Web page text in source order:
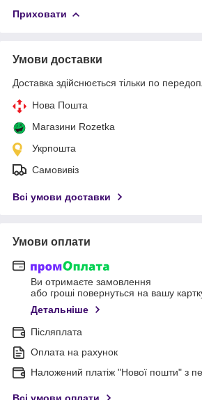
Приховати
Умови доставки
Доставка здійснюється тільки по
Нова Пошта
Магазини Rozetka
Укрпошта
Самовивіз
Всі умови доставки
Умови оплати
Ви отримаєте замовлення
або гроші повернуться на вашу
Детальніше
Післяплата
Оплата на рахунок
Наложений платіж "Нової пошти" з